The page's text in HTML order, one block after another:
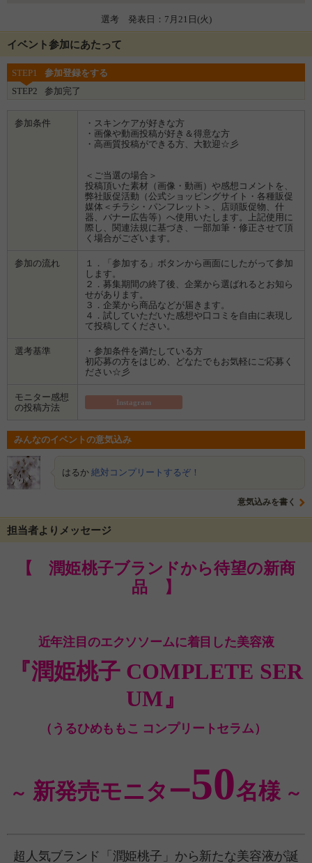
選考 発表日：7月21日(火)
イベント参加にあたって
STEP1
参加登録をする
STEP2
参加完了
参加条件
・スキンケアが好きな方
・画像や動画投稿が好き＆得意な方
・高画質投稿ができる方、大歓迎☆彡
＜ご当選の場合＞
投稿頂いた素材（画像・動画）や感想コメントを、
弊社販促活動（公式ショッピングサイト・各種販促
媒体＜チラシ・パンフレット＞、店頭販促物、什
器、バナー広告等）へ使用いたします。上記使用に
際し、関連法規に基づき、一部加筆・修正させて頂
く場合がございます。
参加の流れ
１．「参加する」ボタンから画面にしたがって参加
します。
２．募集期間の終了後、企業から選ばれるとお知ら
せがあります。
３．企業から商品などが届きます。
４．試していただいた感想や口コミを自由に表現し
て投稿してください。
選考基準
・参加条件を満たしている方
初応募の方をはじめ、どなたでもお気軽にご応募く
ださい☆彡
モニター感想
の投稿方法
Instagram
みんなのイベントの意気込み
はるか 絶対コンプリートするぞ！
意気込みを書く
担当者よりメッセージ
【 潤姫桃子ブランドから待望の新商
品 】
近年注目のエクソソームに着目した美容液
『潤姫桃子 COMPLETE SER
UM』
（うるひめももこ コンプリートセラム）
～ 新発売モニター50名様 ～
超人気ブランド「潤姫桃子」から新たな美容液が誕